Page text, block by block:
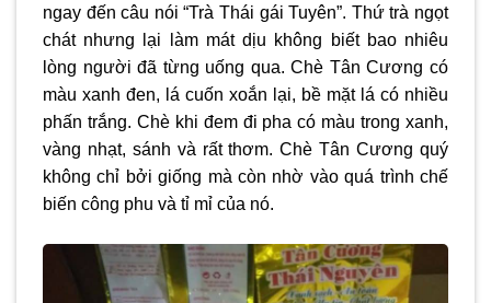
ngay đến câu nói “Trà Thái gái Tuyên”. Thứ trà ngọt
chát nhưng lại làm mát dịu không biết bao nhiêu
lòng người đã từng uống qua. Chè Tân Cương có
màu xanh đen, lá cuốn xoắn lại, bề mặt lá có nhiều
phấn trắng. Chè khi đem đi pha có màu trong xanh,
vàng nhạt, sánh và rất thơm. Chè Tân Cương quý
không chỉ bởi giống mà còn nhờ vào quá trình chế
biến công phu và tỉ mỉ của nó.